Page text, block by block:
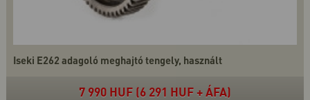
Iseki E262 adagoló meghajtó tengely, használt
7 990 HUF (6 291 HUF + ÁFA)